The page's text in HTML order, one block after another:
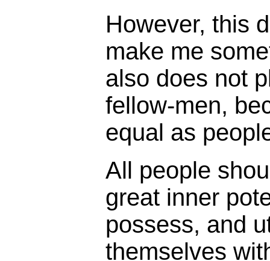
However, this
make me
also does not
fellow-men,
equal as
All people
great inner
possess, and
themselves